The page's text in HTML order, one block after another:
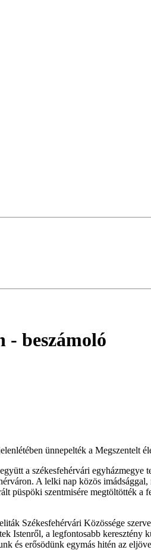
- beszámoló
ünnepelték a Megszentelt
a székesfehérvári egyházmegye
A lelki nap közös
püspöki szentmisére megtöltötték
Székesfehérvári Közössége
Istenről, a legfontosabb
és erősödünk egymás hitén az